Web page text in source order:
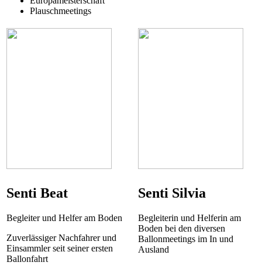
Plauschmeetings
Senti Beat
Begleiter und Helfer am Boden
Zuverlässiger Nachfahrer und
Einsammler seit seiner ersten
Ballonfahrt
Senti Silvia
Begleiterin und Helferin am
Boden bei den diversen
Ballonmeetings im In und
Ausland